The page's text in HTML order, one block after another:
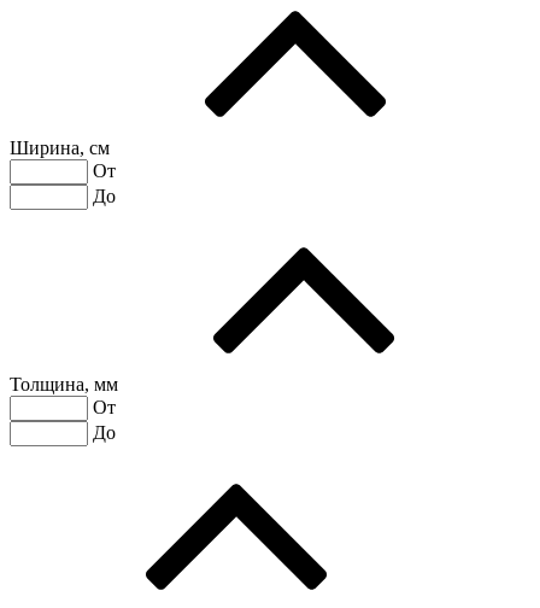
Ширина, см
От
До
Толщина, мм
От
До